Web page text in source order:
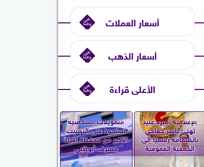
أسعار العملات
أسعار الذهب
الأعلى قراءة
الإعلامية أميرة عبيد
تهنئ ياسر خفاجي
بانضمامه رسميًا إلى
الجمعية العمومية
لنقابة...
التمويلات الشخصية
تستحوذ على النصيب
الأكبر من محفظة أفراد
مصرف أبوظبي
الإسلامي...